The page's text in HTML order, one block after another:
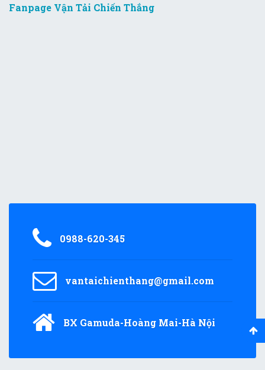
Fanpage Vận Tải Chiến Thắng
0988-620-345
vantaichienthang@gmail.com
BX Gamuda-Hoàng Mai-Hà Nội